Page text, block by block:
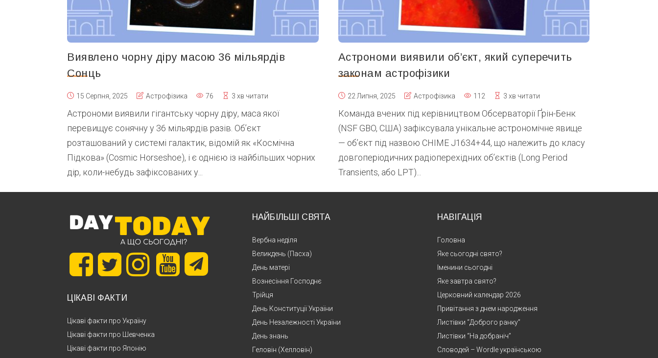
Виявлено чорну діру масою 36 мільярдів
Сонць
15 Серпня, 2025 Астрофізика 76 3 хв читати
Астрономи виявили гігантську чорну діру, маса якої
перевищує сонячну у 36 мільярдів разів. Об’єкт
розташований у системі галактик, відомій як «Космічна
Підкова» (Cosmic Horseshoe), і є однією із найбільших чорних
дір, коли-небудь зафіксованих у...
Астрономи виявили об’єкт, який суперечить
законам астрофізики
22 Липня, 2025 Астрофізика 112 3 хв читати
Команда вчених під керівництвом Обсерваторії Ґрін-Бенк
(NSF GBO, США) зафіксувала унікальне астрономічне явище
— об’єкт під назвою CHIME J1634+44, що належить до класу
довгоперіодичних радіоперехідних об’єктів (Long Period
Transients, або LPT)...
ЦІКАВІ ФАКТИ
Цікаві факти про Україну
Цікаві факти про Шевченка
Цікаві факти про Японію
НАЙБІЛЬШІ СВЯТА
Вербна неділя
Великдень (Пасха)
День матері
Вознесіння Господнє
Трійця
День Конституції України
День Незалежності України
День знань
Геловін (Хелловін)
НАВІГАЦІЯ
Головна
Яке сьогодні свято?
Іменини сьогодні
Яке завтра свято?
Церковний календар 2026
Привітання з днем народження
Листівки “Доброго ранку”
Листівки “На добраніч”
Словодей – Wordle українською